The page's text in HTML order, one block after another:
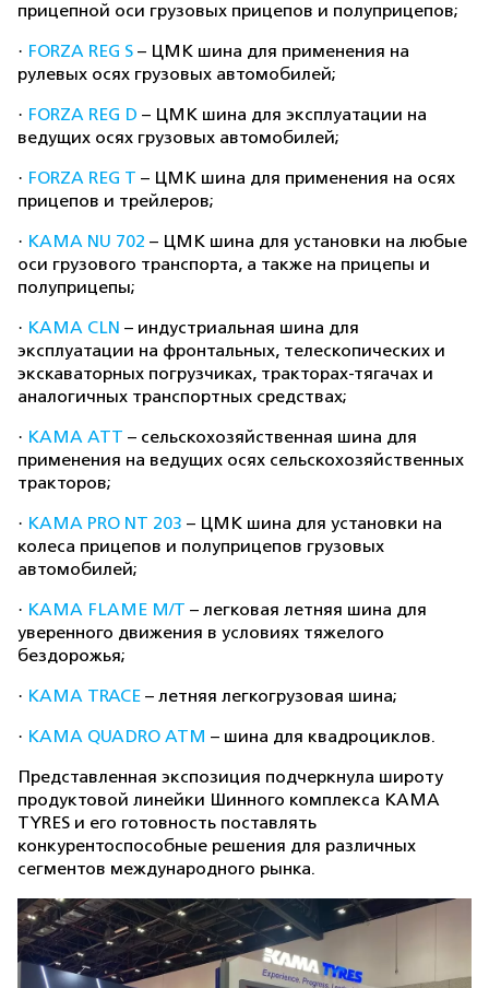
прицепной оси грузовых прицепов и полуприцепов;
· FORZA REG S – ЦМК шина для применения на
рулевых осях грузовых автомобилей;
· FORZA REG D – ЦМК шина для эксплуатации на
ведущих осях грузовых автомобилей;
· FORZA REG T – ЦМК шина для применения на осях
прицепов и трейлеров;
· KAMA NU 702 – ЦМК шина для установки на любые
оси грузового транспорта, а также на прицепы и
полуприцепы;
· KAMA CLN – индустриальная шина для
эксплуатации на фронтальных, телескопических и
экскаваторных погрузчиках, тракторах-тягачах и
аналогичных транспортных средствах;
· KAMA ATT – сельскохозяйственная шина для
применения на ведущих осях сельскохозяйственных
тракторов;
· KAMA PRO NT 203 – ЦМК шина для установки на
колеса прицепов и полуприцепов грузовых
автомобилей;
· KAMA FLAME M/T – легковая летняя шина для
уверенного движения в условиях тяжелого
бездорожья;
· KAMA TRACE – летняя легкогрузовая шина;
· KAMA QUADRO ATM – шина для квадроциклов.
Представленная экспозиция подчеркнула широту
продуктовой линейки Шинного комплекса KAMA
TYRES и его готовность поставлять
конкурентоспособные решения для различных
сегментов международного рынка.